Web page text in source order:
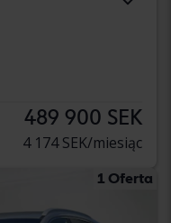
489 900 SEK
4 174 SEK/miesiąc
1 Oferta